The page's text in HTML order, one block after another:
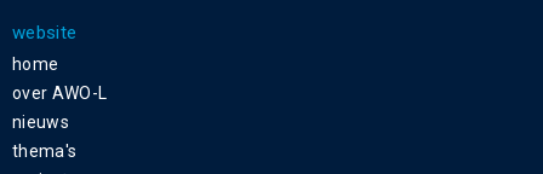
website
home
over AWO-L
nieuws
thema's